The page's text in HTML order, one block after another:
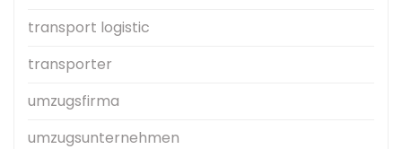
transport logistic
transporter
umzugsfirma
umzugsunternehmen